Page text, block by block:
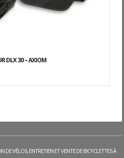
DLX 30 – AXIOM
VÉLOS, ENTRETIEN ET VENTE DE BICYCLETTES À